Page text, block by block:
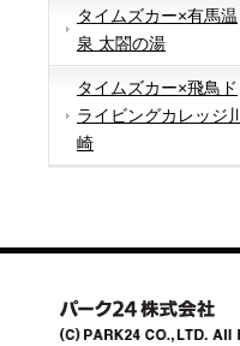
タイムズカー×有馬温
泉 太閤の湯
タイムズカー×飛鳥ド
ライビングカレッジ川
崎